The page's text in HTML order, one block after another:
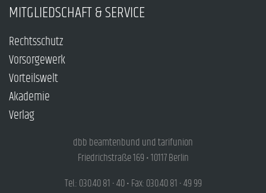
MITGLIEDSCHAFT & SERVICE
Rechtsschutz
Vorsorgewerk
Vorteilswelt
Akademie
Verlag
dbb beamtenbund und tarifunion
Friedrichstraße 169 • 10117 Berlin
Tel.: 030.40 81 - 40 • Fax: 030.40 81 - 49 99